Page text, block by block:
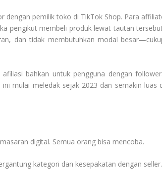
dengan pemilik toko di TikTok Shop. Para
pengikut membeli produk lewat tautan
dan tidak membutuhkan modal
bahkan untuk pengguna dengan
mulai meledak sejak 2023 dan semakin luas
digital. Semua orang bisa mencoba.
kategori dan kesepakatan dengan seller.